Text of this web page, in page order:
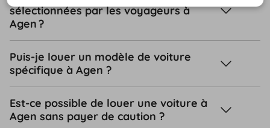
sélectionnées par les voyageurs à
Agen ?
Puis-je louer un modèle de voiture
spécifique à Agen ?
Est-ce possible de louer une voiture à
Agen sans payer de caution ?